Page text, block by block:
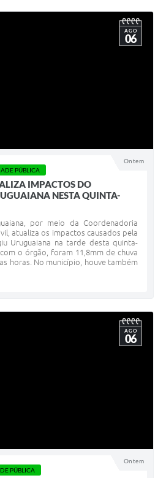
Ontem
AGO
06
PÚBLICA
IMPACTOS DO
NESTA QUINTA-
por meio da Coordenadoria
atualiza os impactos causados pela
Uruguaiana na tarde desta quinta-
o órgão, foram 11,8mm de chuva
horas. No município, houve também
Ontem
AGO
06
PÚBLICA